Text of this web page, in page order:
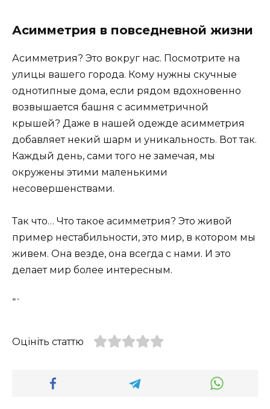
Асимметрия в повседневной жизни
Асимметрия? Это вокруг нас. Посмотрите на
улицы вашего города. Кому нужны скучные
однотипные дома, если рядом вдохновенно
возвышается башня с асимметричной
крышей? Даже в нашей одежде асимметрия
добавляет некий шарм и уникальность. Вот так.
Каждый день, сами того не замечая, мы
окружены этими маленькими
несовершенствами.
Так что… Что такое асимметрия? Это живой
пример нестабильности, это мир, в котором мы
живем. Она везде, она всегда с нами. И это
делает мир более интересным.
“`
Оцініть статтю